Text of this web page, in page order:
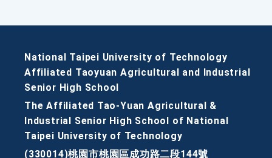
National Taipei University of Technology
Affiliated Taoyuan Agricultural and Industrial
Senior High School
The Affiliated Tao-Yuan Agricultural &
Industrial Senior High School of National
Taipei University of Technology
(330014)桃園市桃園區成功路二段144號